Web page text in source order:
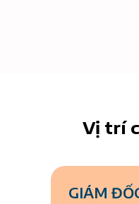
Vị trí
GIÁM